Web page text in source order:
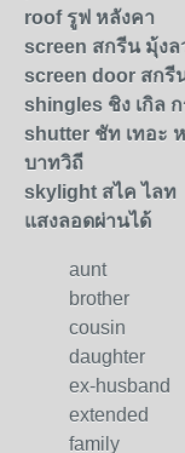
roof รูฟ หลังคา
screen สกรีน มุ้งล
screen door สกรี
shingles ชิง เกิล
shutter ชัท เทอะ
บาทวิถี
skylight สไค ไลท
แสงลอดผ่านได้
aunt
brother
cousin
daughter
ex-husband
extended
family